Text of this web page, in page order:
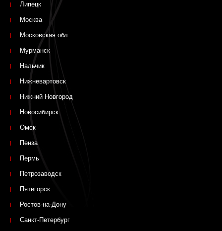
Липецк
Москва
Московская обл.
Мурманск
Нальчик
Нижневартовск
Нижний Новгород
Новосибирск
Омск
Пенза
Пермь
Петрозаводск
Пятигорск
Ростов-на-Дону
Санкт-Петербург